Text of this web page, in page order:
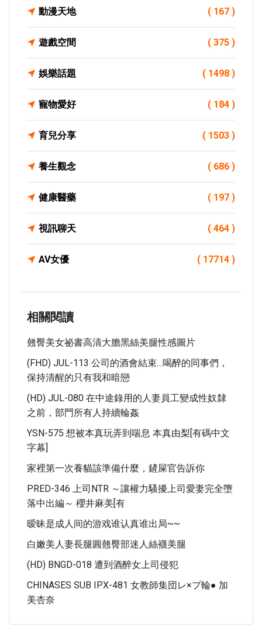
動漫天地 ( 167 )
遊戲空間 ( 375 )
娛樂話題 ( 1498 )
寵物愛好 ( 184 )
育兒分享 ( 1503 )
養生觀念 ( 686 )
健康醫藥 ( 197 )
視訊聊天 ( 464 )
AV女優 ( 17714 )
相關閱讀
翹臀美女祕書高清大膽黑絲美腿性感圖片
(FHD) JUL-113 公司的酒會結束…喝醉的同事們，
保持清醒的只有我和暗戀
(HD) JUL-080 在中途錄用的人妻員工變成性奴隸
之前，部門所有人持續輪姦
YSN-575 想被本真玩弄到喘息 本真由梨[有碼中文
字幕]
家裡第一次養貓該準備什麼，鏟屎官告訴你
PRED-346 上司NTR ～讓權力騷擾上司愛妻完全墮
落中出編～ 櫻井麻美[有
暧昧是成人间的游戏谁认真谁出局~~
白嫩美人妻長腿圓翹臀部迷人絲襪美腿
(HD) BNGD-018 遭到酒醉女上司侵犯
CHINASES SUB IPX-481 女教師集団レ×プ輪● 加
美杏奈